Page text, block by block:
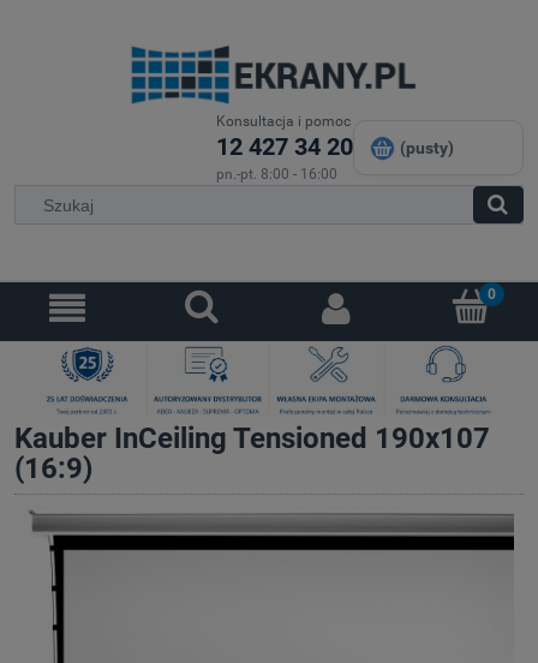
Konsultacja i pomoc
12 427 34 20
pn.-pt. 8:00 - 16:00
(pusty)
Kauber InCeiling Tensioned 190x107
(16:9)